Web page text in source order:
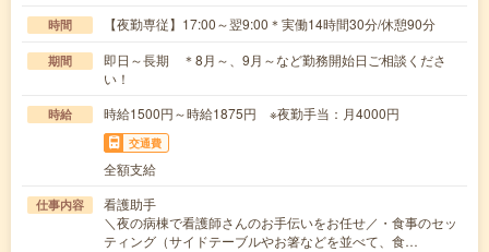
時間 【夜勤専従】17:00～翌9:00＊実働14時間30分/休憩90分
期間
即日～長期 ＊8月～、9月～など勤務開始日ご相談くださ
い！
時給 時給1500円～時給1875円 ※夜勤手当：月4000円
交通費
全額支給
仕事内容
看護助手
＼夜の病棟で看護師さんのお手伝いをお任せ／・食事のセッ
ティング（サイドテーブルやお箸などを並べて、食…